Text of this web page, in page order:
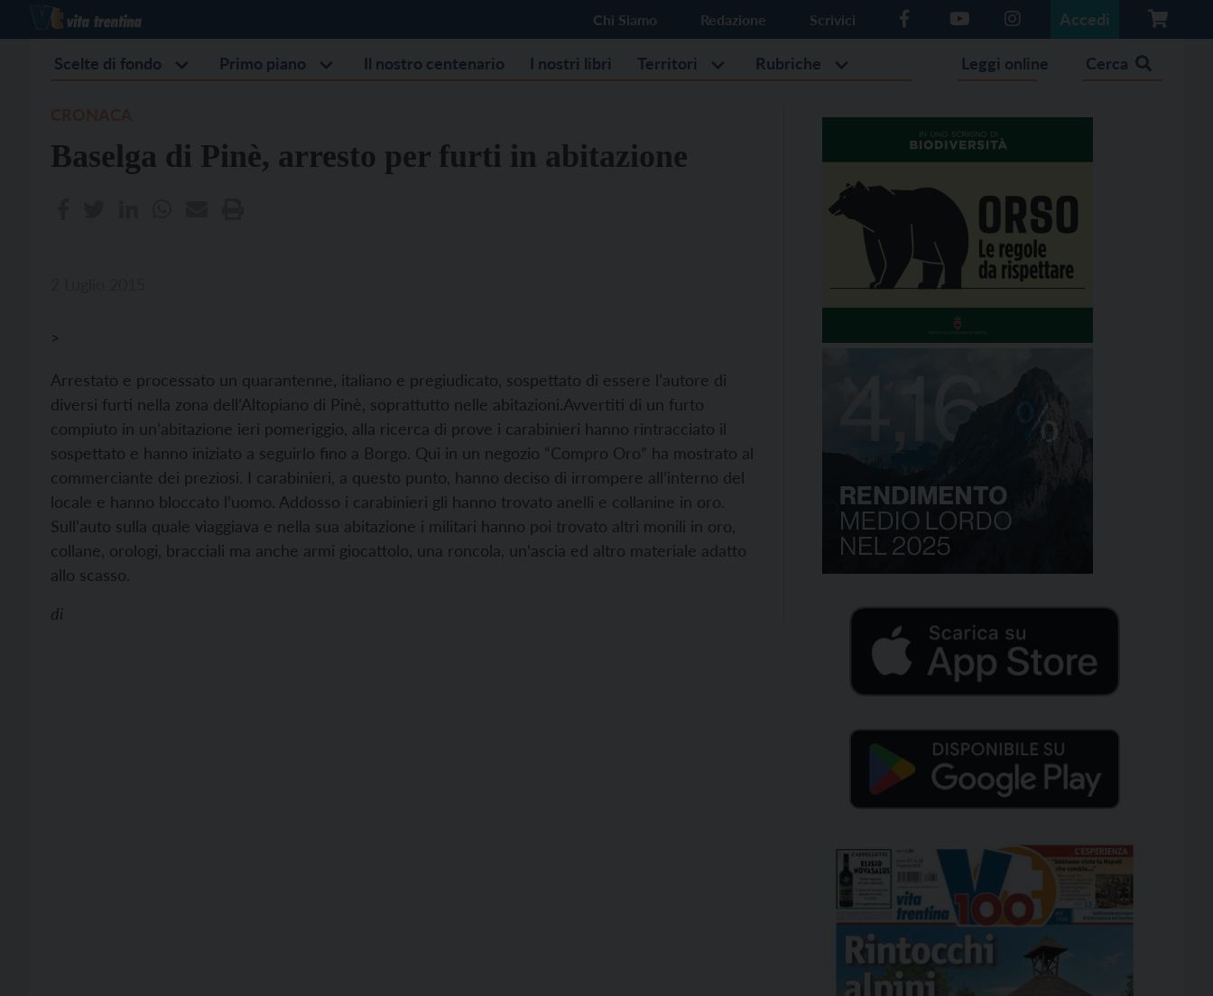
Chi Siamo Redazione Scrivici Accedi
Scelte di fondo Primo piano Il nostro centenario I nostri libri Territori Rubriche Leggi online Cerca
Baselga di Pinè, arresto per furti in abitazione
>
Arrestato e processato un quarantenne, italiano e pregiudicato, sospettato di essere l’autore di
diversi furti nella zona dell’Altopiano di Pinè, soprattutto nelle abitazioni.Avvertiti di un furto
compiuto in un’abitazione ieri pomeriggio, alla ricerca di prove i carabinieri hanno rintracciato il
sospettato e hanno iniziato a seguirlo fino a Borgo. Qui in un negozio “Compro Oro” ha mostrato al
commerciante dei preziosi. I carabinieri, a questo punto, hanno deciso di irrompere all’interno del
locale e hanno bloccato l’uomo. Addosso i carabinieri gli hanno trovato anelli e collanine in oro.
Sull’auto sulla quale viaggiava e nella sua abitazione i militari hanno poi trovato altri monili in oro,
collane, orologi, bracciali ma anche armi giocattolo, una roncola, un’ascia ed altro materiale adatto
allo scasso.
di